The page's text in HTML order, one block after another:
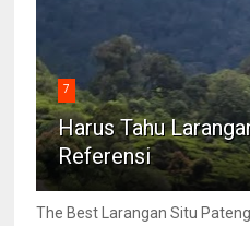
7
Harus Tahu
Referensi
The Best Larangan Situ